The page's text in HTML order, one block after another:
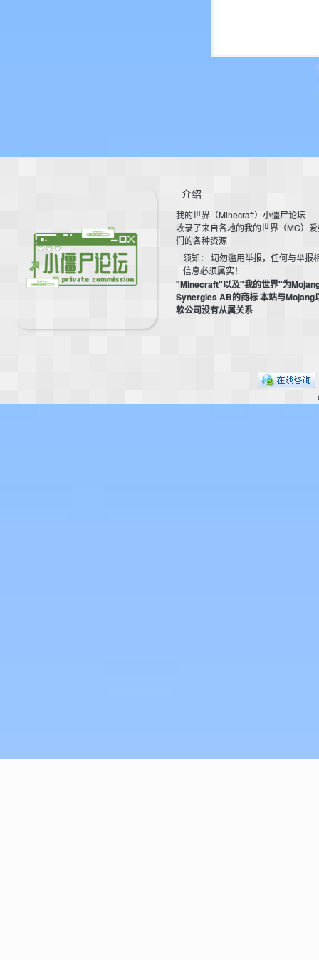
介绍
我的世界（Minecraft）小僵尸论坛
收录了来自各地的我的世界（MC）
们的各种资源
须知： 切勿滥用举报，任何与举报
信息必须属实！
"Minecraft"以及"我的世界"为
Synergies AB的商标 本站与Mojang
软公司没有从属关系